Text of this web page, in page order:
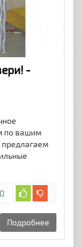
-
по вашим
0
Подробнее